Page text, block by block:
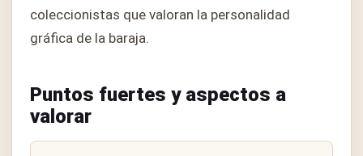
coleccionistas que valoran la personalidad
gráfica de la baraja.
Puntos fuertes y aspectos a
valorar